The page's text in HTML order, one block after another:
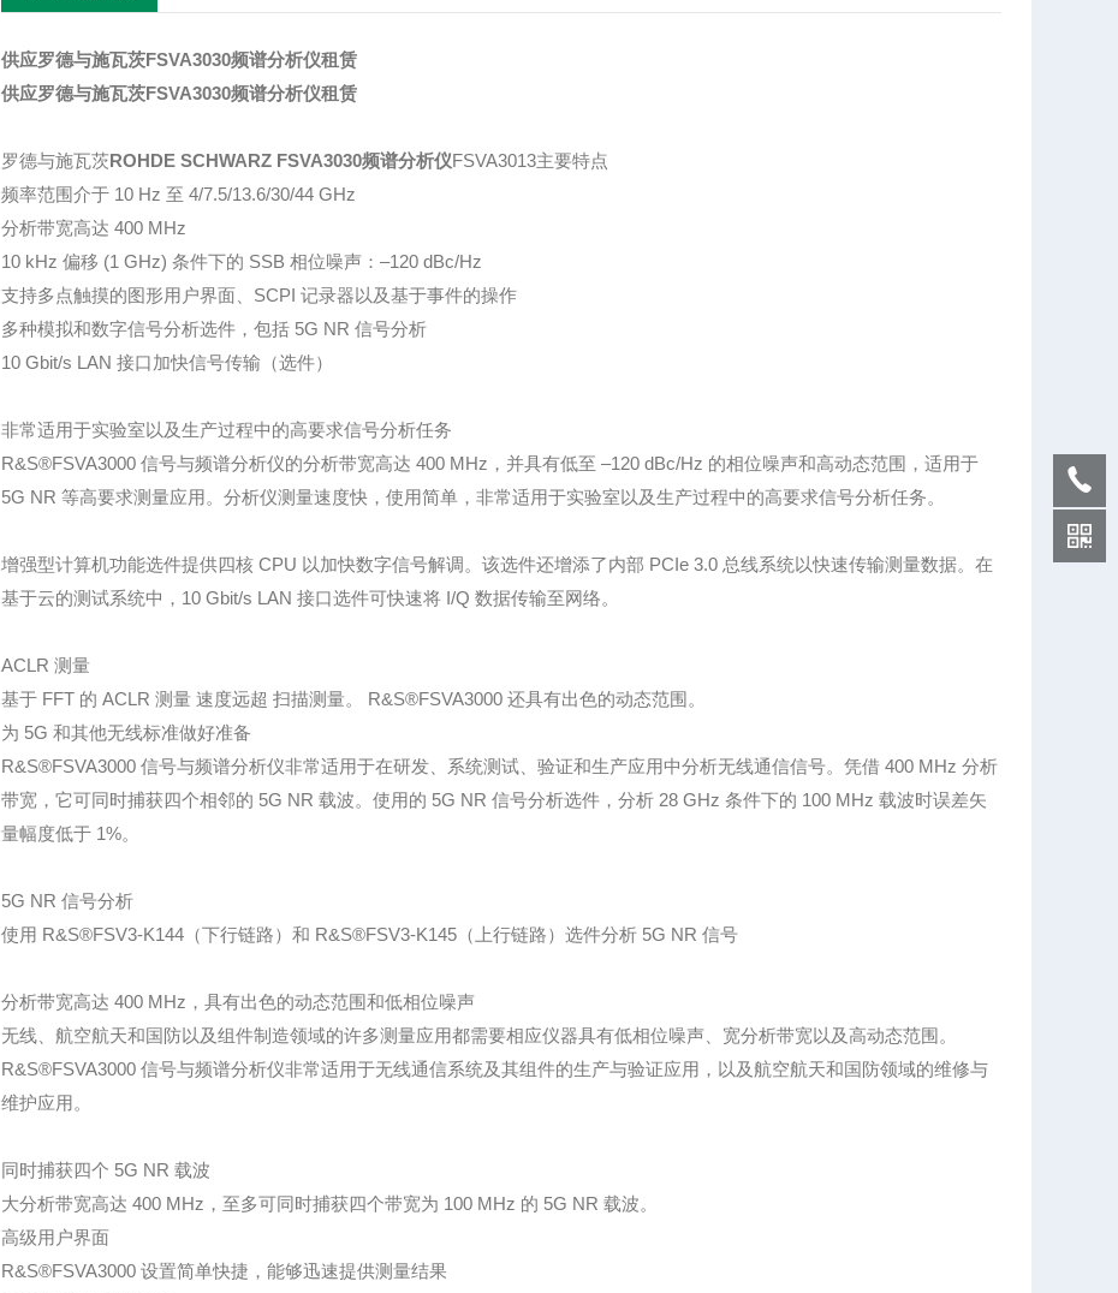
供应罗德与施瓦茨FSVA3030频谱分析仪租赁
供应罗德与施瓦茨FSVA3030频谱分析仪租赁
罗德与施瓦茨ROHDE SCHWARZ FSVA3030频谱分析仪FSVA3013主要特点
频率范围介于 10 Hz 至 4/7.5/13.6/30/44 GHz
分析带宽高达 400 MHz
10 kHz 偏移 (1 GHz) 条件下的 SSB 相位噪声：–120 dBc/Hz
支持多点触摸的图形用户界面、SCPI 记录器以及基于事件的操作
多种模拟和数字信号分析选件，包括 5G NR 信号分析
10 Gbit/s LAN 接口加快信号传输（选件）
非常适用于实验室以及生产过程中的高要求信号分析任务
R&S®FSVA3000 信号与频谱分析仪的分析带宽高达 400 MHz，并具有低至 –120 dBc/Hz 的相位噪声和高动态范围，适用于
5G NR 等高要求测量应用。分析仪测量速度快，使用简单，非常适用于实验室以及生产过程中的高要求信号分析任务。
增强型计算机功能选件提供四核 CPU 以加快数字信号解调。该选件还增添了内部 PCIe 3.0 总线系统以快速传输测量数据。在
基于云的测试系统中，10 Gbit/s LAN 接口选件可快速将 I/Q 数据传输至网络。
ACLR 测量
基于 FFT 的 ACLR 测量 速度远超 扫描测量。 R&S®FSVA3000 还具有出色的动态范围。
为 5G 和其他无线标准做好准备
R&S®FSVA3000 信号与频谱分析仪非常适用于在研发、系统测试、验证和生产应用中分析无线通信信号。凭借 400 MHz 分析
带宽，它可同时捕获四个相邻的 5G NR 载波。使用的 5G NR 信号分析选件，分析 28 GHz 条件下的 100 MHz 载波时误差矢
量幅度低于 1%。
5G NR 信号分析
使用 R&S®FSV3-K144（下行链路）和 R&S®FSV3-K145（上行链路）选件分析 5G NR 信号
分析带宽高达 400 MHz，具有出色的动态范围和低相位噪声
无线、航空航天和国防以及组件制造领域的许多测量应用都需要相应仪器具有低相位噪声、宽分析带宽以及高动态范围。
R&S®FSVA3000 信号与频谱分析仪非常适用于无线通信系统及其组件的生产与验证应用，以及航空航天和国防领域的维修与
维护应用。
同时捕获四个 5G NR 载波
大分析带宽高达 400 MHz，至多可同时捕获四个带宽为 100 MHz 的 5G NR 载波。
高级用户界面
R&S®FSVA3000 设置简单快捷，能够迅速提供测量结果